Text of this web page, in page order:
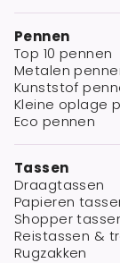
Pennen
Top 10 pennen
Metalen
Kunststof
Kleine oplage
Eco pennen
Tassen
Draagtassen
Papieren
Shopper
Reistassen &
Rugzakken